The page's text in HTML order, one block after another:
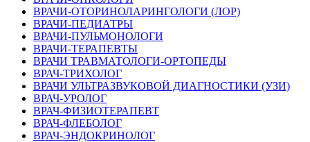
ВРАЧИ-ОТОРИНОЛАРИНГОЛОГИ (ЛОР)
ВРАЧИ-ПЕДИАТРЫ
ВРАЧИ-ПУЛЬМОНОЛОГИ
ВРАЧИ-ТЕРАПЕВТЫ
ВРАЧИ ТРАВМАТОЛОГИ-ОРТОПЕДЫ
ВРАЧ-ТРИХОЛОГ
ВРАЧИ УЛЬТРАЗВУКОВОЙ ДИАГНОСТИКИ (УЗИ)
ВРАЧ-УРОЛОГ
ВРАЧ-ФИЗИОТЕРАПЕВТ
ВРАЧ-ФЛЕБОЛОГ
ВРАЧ-ЭНДОКРИНОЛОГ